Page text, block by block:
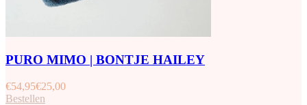
PURO MIMO | BONTJE HAILEY
€54,95€25,00
Bestellen